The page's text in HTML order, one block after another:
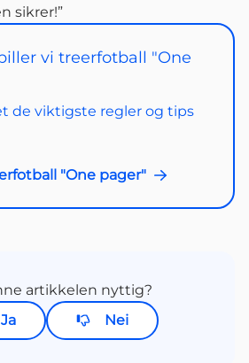
sikrer!”
vi treerfotball "One
de viktigste regler og tips
"One pager"
artikkelen nyttig?
Ja
Nei